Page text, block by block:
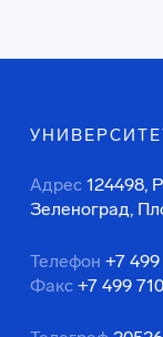
Адрес 124498,
Зеленоград,
Телефон +7 499
Факс +7 499